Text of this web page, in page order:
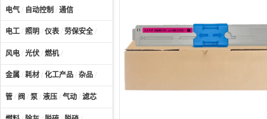
电气 / 自动控制 / 通信
电工 / 照明 / 仪表 / 劳保安全 /
风电 / 光伏 / 燃机/
金属 / 耗材 / 化工产品 / 杂品 /
管 / 阀 / 泵 / 液压 / 气动 / 滤芯